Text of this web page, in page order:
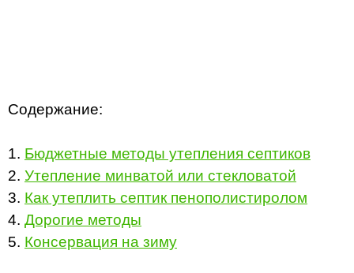
Содержание:
1. Бюджетные методы утепления септиков
2. Утепление минватой или стекловатой
3. Как утеплить септик пенополистиролом
4. Дорогие методы
5. Консервация на зиму